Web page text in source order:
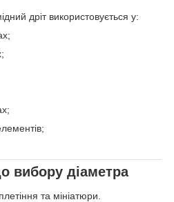
дріт використовується у:
вибору діаметра
та мініатюри.